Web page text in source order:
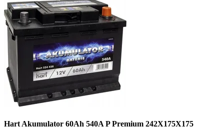
Hart Akumulator 60Ah 540A P Premium 242X175X175